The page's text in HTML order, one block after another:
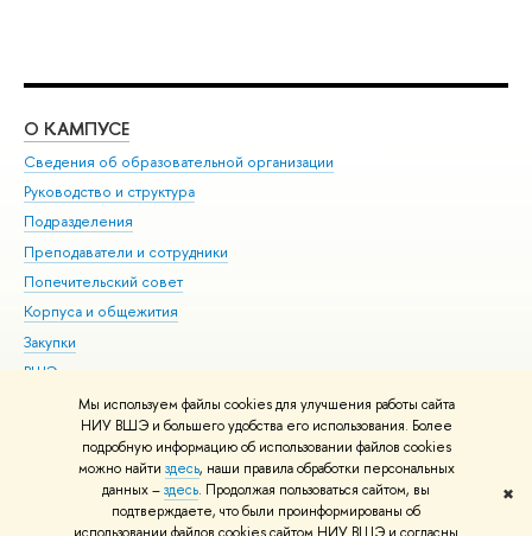
Мы используем файлы cookies для улучшения работы сайта
НИУ ВШЭ и большего удобства его использования. Более
подробную информацию об использовании файлов cookies
можно найти здесь, наши правила обработки персональных
данных –здесь. Продолжая пользоваться сайтом, вы
подтверждаете, что были проинформированы об
✖
О КАМПУСЕ
Сведения об образовательной организации
Руководство и структура
Подразделения
Преподаватели и сотрудники
Попечительский совет
Корпуса и общежития
Закупки
ВШЭ для студентов с ограниченными возможностями
здоровья и инвалидностью
Версия для слабовидящих
Единая платежная страница